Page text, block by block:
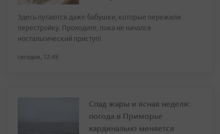
Здесь путаются даже бабушки, которые пережили
перестройку. Проходите, пока не начался
ностальгический приступ!
сегодня, 12:49
Спад жары и ясная неделя:
погода в Приморье
кардинально меняется